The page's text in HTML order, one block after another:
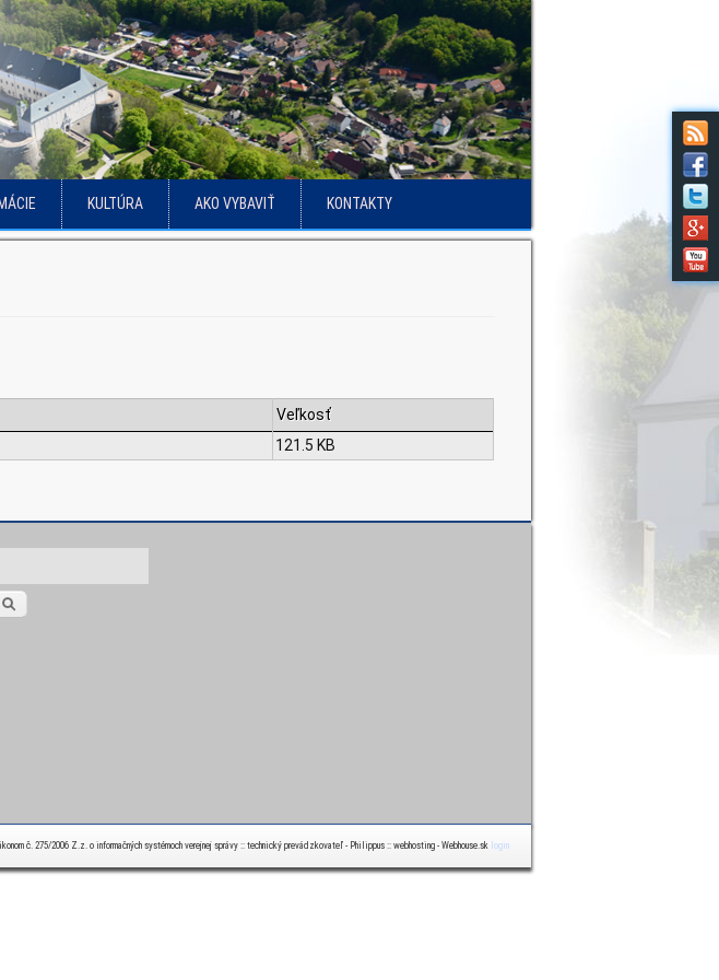
KULTÚRA AKO VYBAVIŤ KONTAKTY
Veľkosť
121.5 KB
č. 275/2006 Z.z. o informačných systémoch verejnej správy :: technický prevádzkovateľ - Philippus :: webhosting - Webhouse.sk login